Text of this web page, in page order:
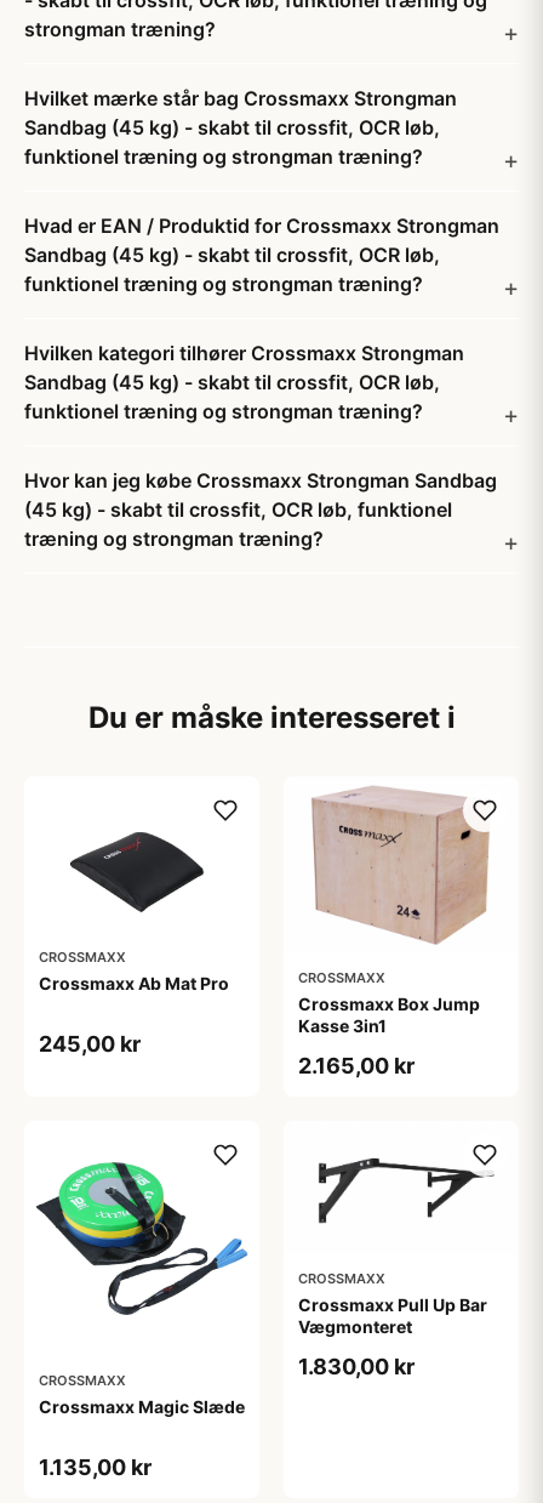
strongman træning?
Hvilket mærke står bag Crossmaxx Strongman
Sandbag (45 kg) - skabt til crossfit, OCR løb,
funktionel træning og strongman træning?
Hvad er EAN / Produktid for Crossmaxx Strongman
Sandbag (45 kg) - skabt til crossfit, OCR løb,
funktionel træning og strongman træning?
Hvilken kategori tilhører Crossmaxx Strongman
Sandbag (45 kg) - skabt til crossfit, OCR løb,
funktionel træning og strongman træning?
Hvor kan jeg købe Crossmaxx Strongman Sandbag
(45 kg) - skabt til crossfit, OCR løb, funktionel
træning og strongman træning?
Du er måske interesseret i
CROSSMAXX
Crossmaxx Ab Mat Pro
245,00 kr
CROSSMAXX
Crossmaxx Box Jump
Kasse 3in1
2.165,00 kr
CROSSMAXX
Crossmaxx Magic Slæde
1.135,00 kr
CROSSMAXX
Crossmaxx Pull Up Bar
Vægmonteret
1.830,00 kr